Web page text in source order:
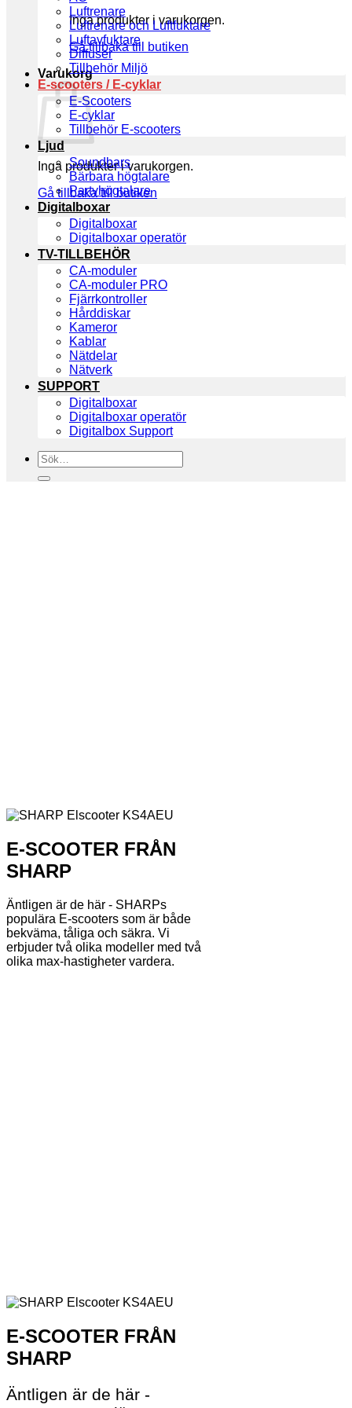
Inga produkter i varukorgen.
Gå tillbaka till butiken
Varukorg
Inga produkter i varukorgen.
Gå tillbaka till butiken
Luftrenare
Luftrenare och Luftfuktare
Luftavfuktare
Diffuser
Tillbehör Miljö
E-scooters / E-cyklar
E-Scooters
E-cyklar
Tillbehör E-scooters
Ljud
Soundbars
Bärbara högtalare
Partyhögtalare
Digitalboxar
Digitalboxar
Digitalboxar operatör
TV-TILLBEHÖR
CA-moduler
CA-moduler PRO
Fjärrkontroller
Hårddiskar
Kameror
Kablar
Nätdelar
Nätverk
SUPPORT
Digitalboxar
Digitalboxar operatör
Digitalbox Support
Sök
efter:
E-SCOOTER FRÅN
SHARP
Äntligen är de här - SHARPs
populära E-scooters som är både
bekväma, tåliga och säkra. Vi
erbjuder två olika modeller med två
olika max-hastigheter vardera.
E-SCOOTER FRÅN
SHARP
Äntligen är de här -